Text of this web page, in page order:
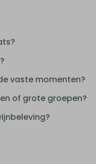
vaste momenten?
of grote groepen?